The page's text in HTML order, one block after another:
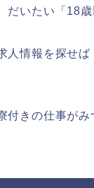
だいたい「18
人情報を探せば
付きの仕事がみ